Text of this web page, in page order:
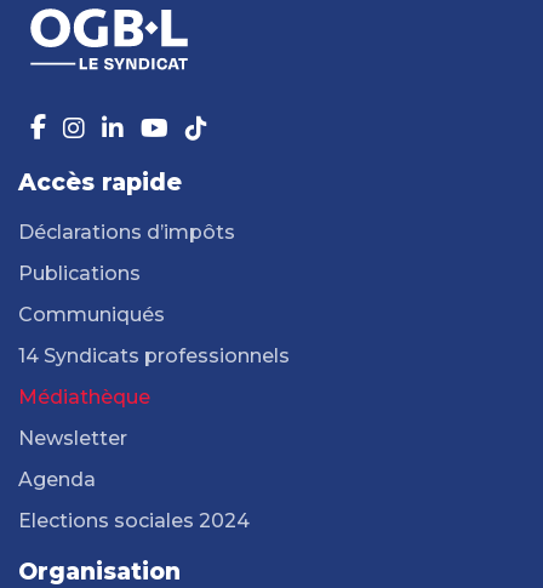
Accès rapide
Déclarations d’impôts
Publications
Communiqués
14 Syndicats professionnels
Médiathèque
Newsletter
Agenda
Elections sociales 2024
Organisation